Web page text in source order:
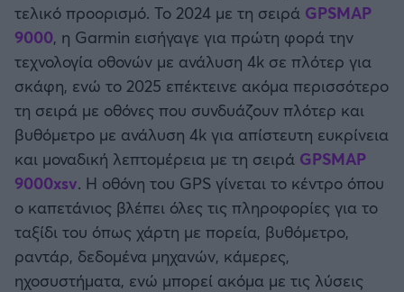
Ατλέτικο Μαδρίτης
Μάντσεστερ Γιουνάιτεντ
Μάντσεστερ Σίτι
Λίβερπουλ
Τσέλσι
Άρσεναλ
τελικό προορισμό. Το 2024 με τη σειρά GPSMAP
9000, η Garmin εισήγαγε για πρώτη φορά την
τεχνολογία οθονών με ανάλυση 4k σε πλότερ για
σκάφη, ενώ το 2025 επέκτεινε ακόμα περισσότερο
τη σειρά με οθόνες που συνδυάζουν πλότερ και
βυθόμετρο με ανάλυση 4k για απίστευτη ευκρίνεια
και μοναδική λεπτομέρεια με τη σειρά GPSMAP
9000xsv. Η οθόνη του GPS γίνεται το κέντρο όπου
ο καπετάνιος βλέπει όλες τις πληροφορίες για το
ταξίδι του όπως χάρτη με πορεία, βυθόμετρο,
ραντάρ, δεδομένα μηχανών, κάμερες,
ηχοσυστήματα, ενώ μπορεί ακόμα με τις λύσεις